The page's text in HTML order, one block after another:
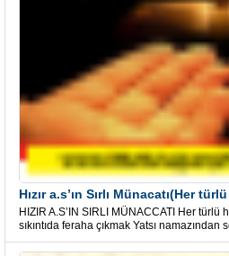
HIZIR A.S’IN SIRLI MÜNACCATI Her türlü
sıkıntıda feraha çıkmak Yatsı